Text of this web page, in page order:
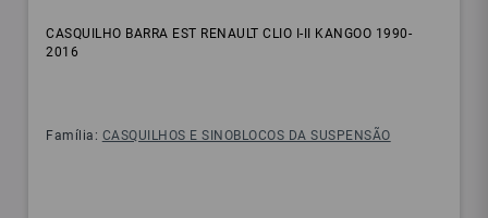
CASQUILHO BARRA EST RENAULT CLIO I-II KANGOO 1990-
2016
Família: CASQUILHOS E SINOBLOCOS DA SUSPENSÃO